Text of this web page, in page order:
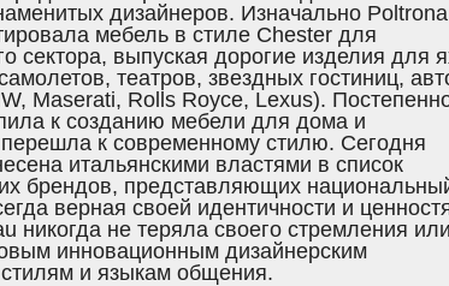
дизайнеров. Изначально Poltrona
мебель в стиле Chester для
сектора, выпуская дорогие изделия для
театров, звездных гостиниц,
Maserati, Rolls Royce, Lexus).
к созданию мебели для дома и
к современному стилю. Сегодня
итальянскими властями в список
брендов, представляющих
верная своей идентичности и
никогда не теряла своего стремления или
инновационным дизайнерским
и языкам общения.